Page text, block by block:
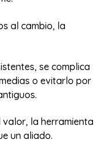
al cambio, la
se complica
o evitarlo por
valor, la herramienta
un aliado.